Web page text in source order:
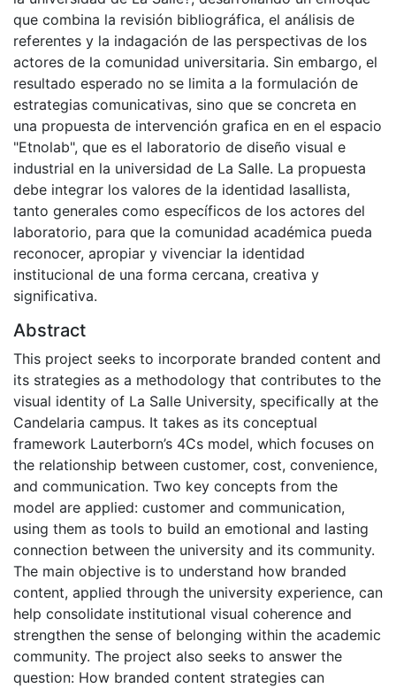
que combina la revisión bibliográfica, el análisis de
referentes y la indagación de las perspectivas de los
actores de la comunidad universitaria. Sin embargo, el
resultado esperado no se limita a la formulación de
estrategias comunicativas, sino que se concreta en
una propuesta de intervención grafica en en el espacio
"Etnolab", que es el laboratorio de diseño visual e
industrial en la universidad de La Salle. La propuesta
debe integrar los valores de la identidad lasallista,
tanto generales como específicos de los actores del
laboratorio, para que la comunidad académica pueda
reconocer, apropiar y vivenciar la identidad
institucional de una forma cercana, creativa y
significativa.
Abstract
This project seeks to incorporate branded content and
its strategies as a methodology that contributes to the
visual identity of La Salle University, specifically at the
Candelaria campus. It takes as its conceptual
framework Lauterborn’s 4Cs model, which focuses on
the relationship between customer, cost, convenience,
and communication. Two key concepts from the
model are applied: customer and communication,
using them as tools to build an emotional and lasting
connection between the university and its community.
The main objective is to understand how branded
content, applied through the university experience, can
help consolidate institutional visual coherence and
strengthen the sense of belonging within the academic
community. The project also seeks to answer the
question: How branded content strategies can